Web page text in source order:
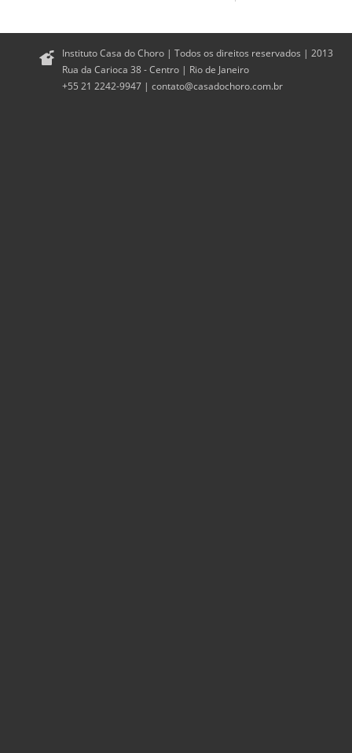
Instituto Casa do Choro | Todos os direitos reservados | 2013
Rua da Carioca 38 - Centro | Rio de Janeiro
+55 21 2242-9947 | contato@casadochoro.com.br